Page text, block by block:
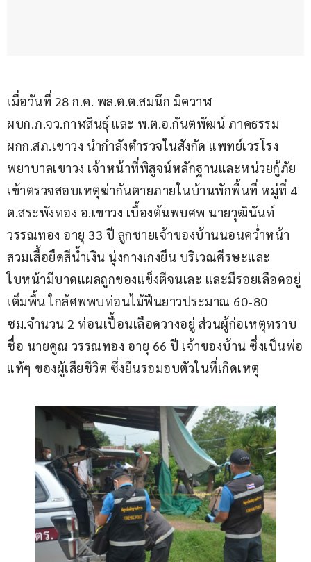
เมื่อวันที่ 28 ก.ค. พล.ต.ต.สมนึก มิควาฬ
ผบก.ภ.จว.กาฬสินธุ์ และ พ.ต.อ.กันตพัฒน์ ภาคธรรม
ผกก.สภ.เขาวง นำกำลังตำรวจในสังกัด แพทย์เวรโรง
พยาบาลเขาวง เจ้าหน้าที่พิสูจน์หลักฐานและหน่วยกู้ภัย
เข้าตรวจสอบเหตุฆ่ากันตายภายในบ้านพักพื้นที่ หมู่ที่ 4
ต.สระพังทอง อ.เขาวง เบื้องต้นพบศพ นายวุฒินันท์
วรรณทอง อายุ 33 ปี ลูกชายเจ้าของบ้านนอนคว่ำหน้า
สวมเสื้อยืดสีน้ำเงิน นุ่งกางเกงยีน บริเวณศีรษะและ
ใบหน้ามีบาดแผลถูกของแข็งตีจนเละ และมีรอยเลือดอยู่
เต็มพื้น ใกล้ศพพบท่อนไม้ฟืนยาวประมาณ 60-80
ซม.จำนวน 2 ท่อนเปื้อนเลือดวางอยู่ ส่วนผู้ก่อเหตุทราบ
ชื่อ นายคูณ วรรณทอง อายุ 66 ปี เจ้าของบ้าน ซึ่งเป็นพ่อ
แท้ๆ ของผู้เสียชีวิต ซึ่งยืนรอมอบตัวในที่เกิดเหตุ